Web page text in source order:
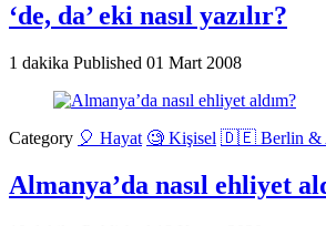
‘de, da’ eki nasıl yazılır?
1 dakika Published 01 Mart 2008
Category 🎈 Hayat 🧐 Kişisel 🇩🇪 Berlin &
Almanya’da nasıl ehliyet